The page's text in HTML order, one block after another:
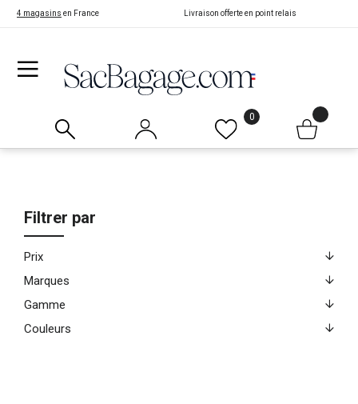
4 magasins en France Livraison offerte en point relais
0
Filtrer par
Prix
Marques
Gamme
Couleurs